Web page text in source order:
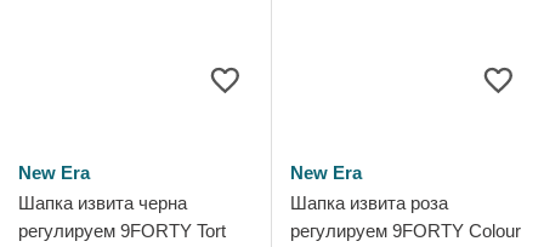
New Era
Шапка извита черна
регулируем 9FORTY Tort
New Era
Шапка извита роза
регулируем 9FORTY Colour